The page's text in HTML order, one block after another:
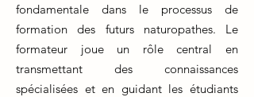
fondamentale dans le processus de
formation des futurs naturopathes. Le
formateur joue un rôle central en
transmettant des connaissances
spécialisées et en guidant les étudiants